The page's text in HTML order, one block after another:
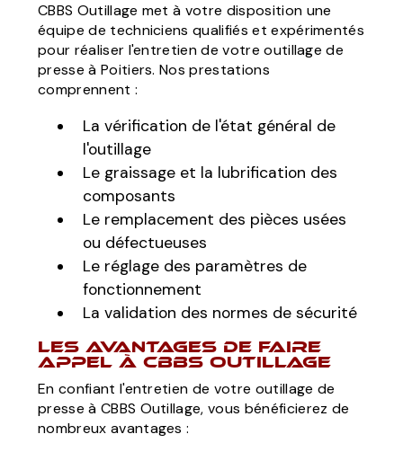
CBBS Outillage met à votre disposition une
équipe de techniciens qualifiés et expérimentés
pour réaliser l'entretien de votre outillage de
presse à Poitiers. Nos prestations
comprennent :
La vérification de l'état général de
l'outillage
Le graissage et la lubrification des
composants
Le remplacement des pièces usées
ou défectueuses
Le réglage des paramètres de
fonctionnement
La validation des normes de sécurité
Les avantages de faire
appel à CBBS Outillage
En confiant l'entretien de votre outillage de
presse à CBBS Outillage, vous bénéficierez de
nombreux avantages :